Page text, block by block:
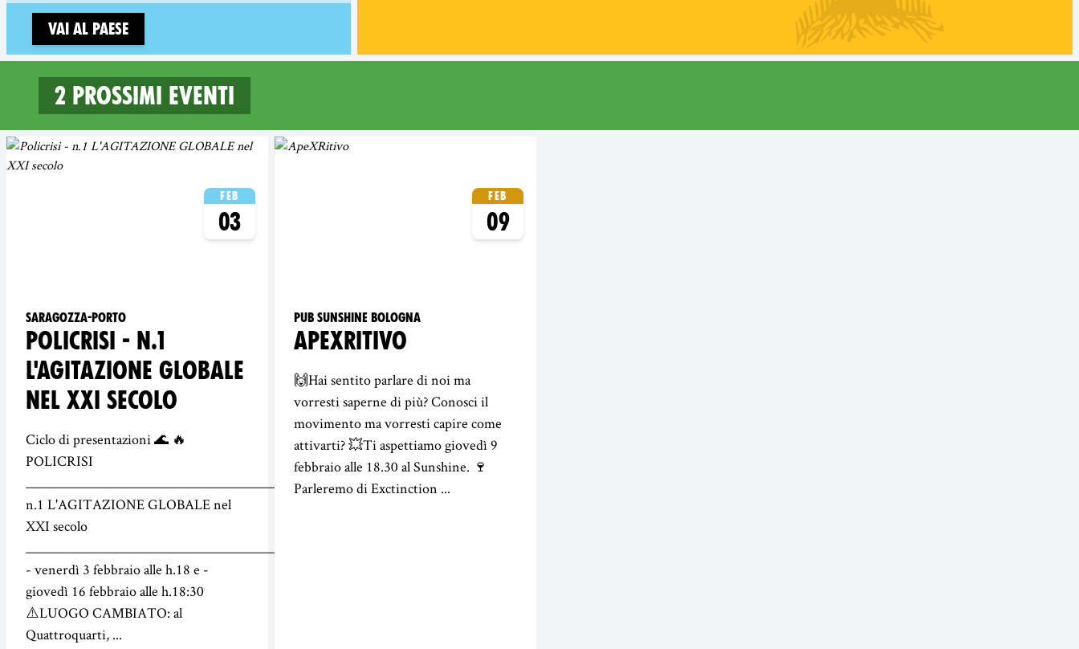
Vai al paese
2 prossimi eventi
2 upcoming events in Bologna
Feb
03
Saragozza-Porto
POLICRISI - N.1
L'AGITAZIONE GLOBALE
NEL XXI SECOLO
Ciclo di presentazioni 🌊 🔥
POLICRISI
__________________________________________
n.1 L'AGITAZIONE GLOBALE nel
XXI secolo
__________________________________________
- venerdì 3 febbraio alle h.18 e -
giovedì 16 febbraio alle h.18:30
⚠️LUOGO CAMBIATO: al
Quattroquarti, ...
Feb
09
Pub sunshine bologna
APEXRITIVO
🙌Hai sentito parlare di noi ma
vorresti saperne di più? Conosci il
movimento ma vorresti capire come
attivarti? 💥Ti aspettiamo giovedì 9
febbraio alle 18.30 al Sunshine. 🍷
Parleremo di Exctinction ...